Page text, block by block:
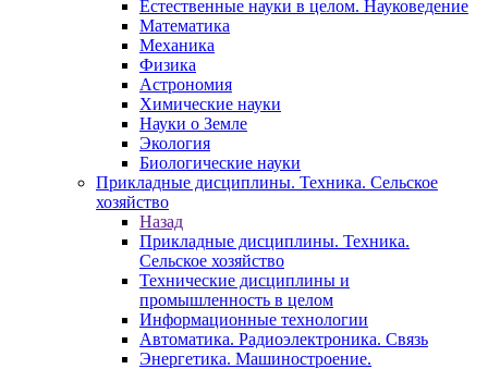
Естественные науки в целом. Науковедение
Математика
Механика
Физика
Астрономия
Химические науки
Науки о Земле
Экология
Биологические науки
Прикладные дисциплины. Техника. Сельское
хозяйство
Назад
Прикладные дисциплины. Техника.
Сельское хозяйство
Технические дисциплины и
промышленность в целом
Информационные технологии
Автоматика. Радиоэлектроника. Связь
Энергетика. Машиностроение.